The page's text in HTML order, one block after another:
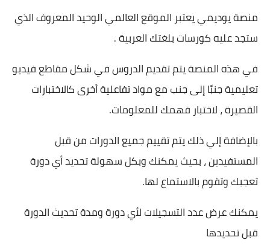
منصة يوديمي يعتبر الموقع العالمي الوحيد المعروف الذي
ستجد عليه كورسات بلغتك العربية .
في هذه المنصة يتم تقديم الدروس في شكل مقاطع فيديو
تعليمية جنبًا إلى جنب مع مواد تفاعلية أخرى كالاختبارات
القصيرة ، لاختبار فهمك للمعلومات.
بالإضافة إلي ذلك يتم تقييم جميع الدورات من قبل
المستفيدين ، بحيث يمكنك وبكل سهولة تحديد أي دورة
تعجبك وتقوم بالاستماع لها.
يمكنك عرض عدد التسجيلات لأي دورة ومدة تحديث الدورة
قبل تحديدها